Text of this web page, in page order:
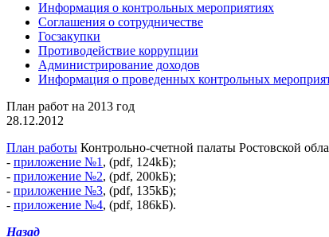
Информация о контрольных мероприятиях
Соглашения о сотрудничестве
Госзакупки
Противодействие коррупции
Администрирование доходов
Информация о проведенных контрольных
План работ на 2013 год
28.12.2012
План работы Контрольно-счетной палаты Ростовской
- приложение №1 , (pdf, 124kБ);
- приложение №2, (pdf, 200kБ);
- приложение №3, (pdf, 135kБ);
- приложение №4, (pdf, 186kБ).
Назад